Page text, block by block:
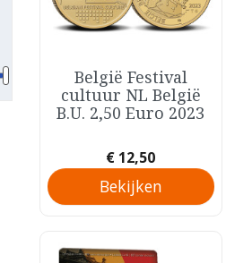
Snel bekijken
België Festival
cultuur NL België
B.U. 2,50 Euro 2023
Prijs
€ 12,50
Bekijken